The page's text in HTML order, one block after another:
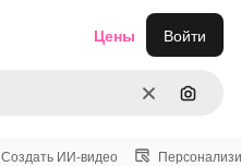
ОчиститьПоиск
Цены Войти
Создать ИИ-видео